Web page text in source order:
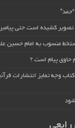
تصویر کشیده است حتی
منسوب به امام حسین
حاوی پیام است ؟
وجه تمایز انتشارات
شود